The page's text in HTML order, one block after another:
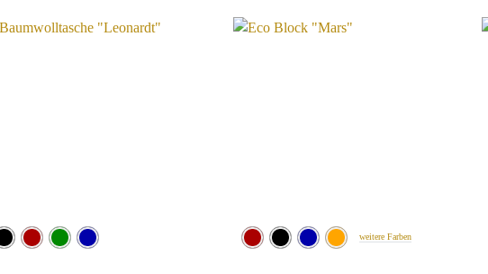
weitere Farben